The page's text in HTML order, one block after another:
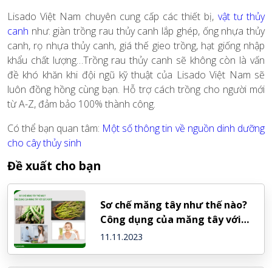
Lisado Việt Nam chuyên cung cấp các thiết bị, vật tư thủy
canh như: giàn trồng rau thủy canh lắp ghép, ống nhựa thủy
canh, rọ nhựa thủy canh, giá thế gieo trồng, hạt giống nhập
khẩu chất lượng…Trồng rau thủy canh sẽ không còn là vấn
đề khó khăn khi đội ngũ kỹ thuật của Lisado Việt Nam sẽ
luôn đồng hồng cùng bạn. Hỗ trợ cách trồng cho người mới
từ A-Z, đảm bảo 100% thành công.
Có thể bạn quan tâm: Một số thông tin về nguồn dinh dưỡng
cho cây thủy sinh
Đề xuất cho bạn
Sơ chế măng tây như thế nào?
Công dụng của măng tây với
sức khỏe
11.11.2023